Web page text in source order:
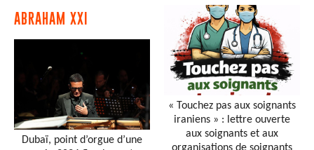
ABRAHAM XXI
Dubaï, point d’orgue d’une
« Touchez pas aux soignants
iraniens » : lettre ouverte
aux soignants et aux